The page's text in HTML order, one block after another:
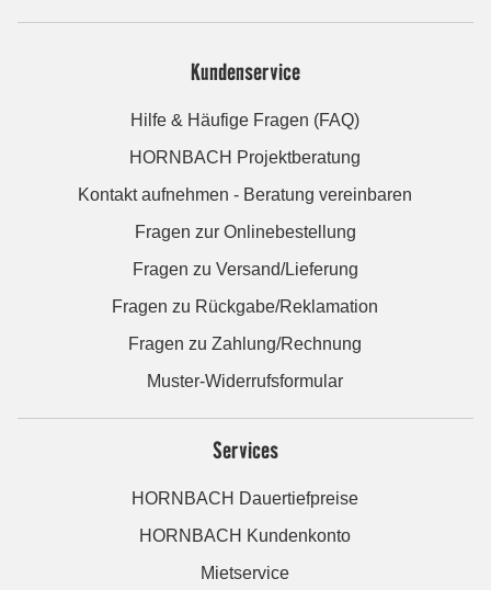
Kundenservice
Hilfe & Häufige Fragen (FAQ)
HORNBACH Projektberatung
Kontakt aufnehmen - Beratung vereinbaren
Fragen zur Onlinebestellung
Fragen zu Versand/Lieferung
Fragen zu Rückgabe/Reklamation
Fragen zu Zahlung/Rechnung
Muster-Widerrufsformular
Services
HORNBACH Dauertiefpreise
HORNBACH Kundenkonto
Mietservice